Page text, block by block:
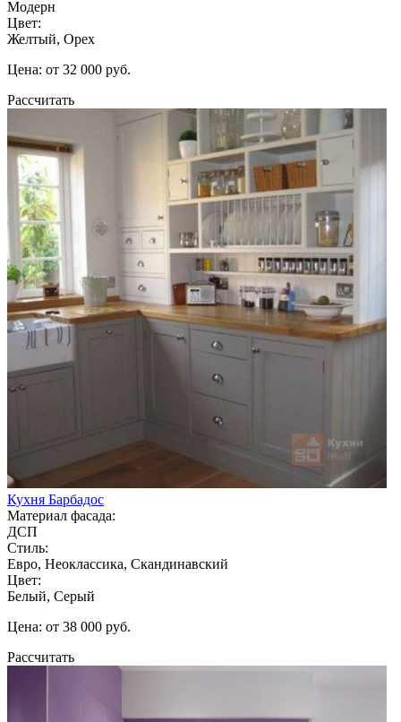
Модерн
Цвет:
Желтый, Орех
Цена: от 32 000 руб.
Рассчитать
Кухня Барбадос
Материал фасада:
ДСП
Стиль:
Евро, Неоклассика, Скандинавский
Цвет:
Белый, Серый
Цена: от 38 000 руб.
Рассчитать